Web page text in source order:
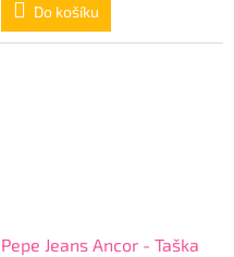
Do košíku
Pepe Jeans Ancor - Taška